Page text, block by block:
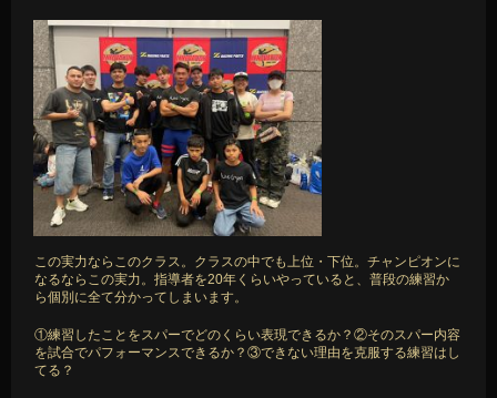
この実力ならこのクラス。クラスの中でも上位・下位。チャンピオンに
なるならこの実力。指導者を20年くらいやっていると、普段の練習か
ら個別に全て分かってしまいます。
①練習したことをスパーでどのくらい表現できるか？②そのスパー内容
を試合でパフォーマンスできるか？③できない理由を克服する練習はし
てる？